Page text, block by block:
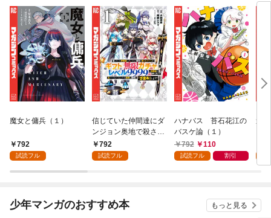
魔女と傭兵（１）
792
試読フル
信じていた仲間達にダ
ンジョン奥地で殺され
かけたがギフト『無限
ガチャ』でレベル９９
『ざまぁ！』します！
（１）
792
試読フル
ハナバス 苔石花江の
バスケ論（１）
792
110
試読フル 割引
追
強
～
（
少年マンガのおすすめ本 もっと見る